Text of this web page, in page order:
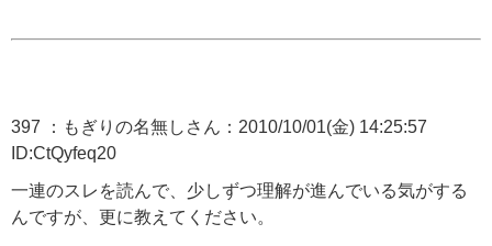
397 ：もぎりの名無しさん：2010/10/01(金) 14:25:57
ID:CtQyfeq20
一連のスレを読んで、少しずつ理解が進んでいる気がする
んですが、更に教えてください。